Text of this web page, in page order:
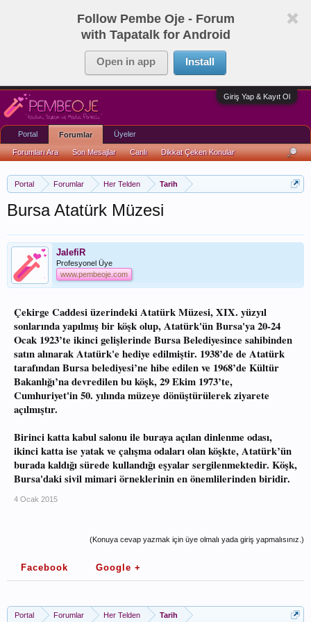
Follow Pembe Oje - Forum
with Tapatalk for Android
Open in app Install
Giriş Yap & Kayıt Ol
Portal Forumlar Her Telden Tarih
Bursa Atatürk Müzesi
JalefiR
Profesyonel Üye
www.pembeoje.com
Çekirge Caddesi üzerindeki Atatürk Müzesi, XIX. yüzyıl
sonlarında yapılmış bir köşk olup, Atatürk'ün Bursa'ya 20-24
Ocak 1923’te ikinci gelişlerinde Bursa Belediyesince sahibinden
satın alınarak Atatürk'e hediye edilmiştir. 1938’de de Atatürk
tarafından Bursa belediyesi’ne hibe edilen ve 1968’de Kültür
Bakanlığı’na devredilen bu köşk, 29 Ekim 1973’te,
Cumhuriyet'in 50. yılında müzeye dönüştürülerek ziyarete
açılmıştır.
Birinci katta kabul salonu ile buraya açılan dinlenme odası,
ikinci katta ise yatak ve çalışma odaları olan köşkte, Atatürk’ün
burada kaldığı sürede kullandığı eşyalar sergilenmektedir. Köşk,
Bursa'daki sivil mimari örneklerinin en önemlilerinden biridir.
4 Ocak 2015
(Konuya cevap yazmak için üye olmalı yada giriş yapmalısınız.)
Facebook Google +
Portal Forumlar Her Telden Tarih
Portal Forumlar
Forumları Ara Son Mesajlar Canlı Dikkat Çeken Konular
Üyeler